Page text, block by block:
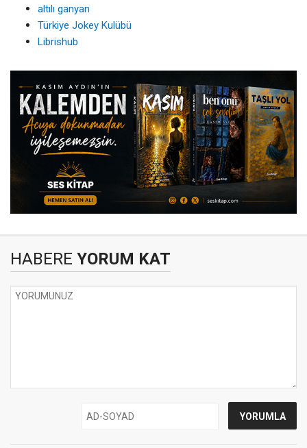
altılı ganyan
Türkiye Jokey Kulübü
Librishub
HABERE YORUM KAT